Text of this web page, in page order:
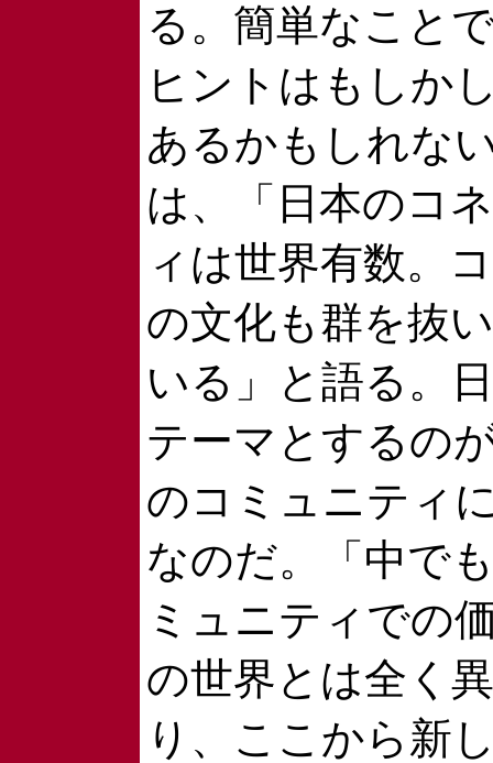
る。簡単なこと
ヒントはもしか
あるかもしれな
は、「日本のコ
ィは世界有数。
の文化も群を抜
いる」と語る。
テーマとするの
のコミュニティ
なのだ。「中で
ミュニティでの
の世界とは全く
り、ここから新